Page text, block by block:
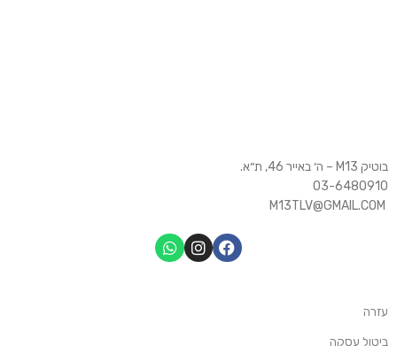
בוטיק M13 – ה׳ באייר 46, ת״א.
03-6480910
עזרה
ביטול עסקה